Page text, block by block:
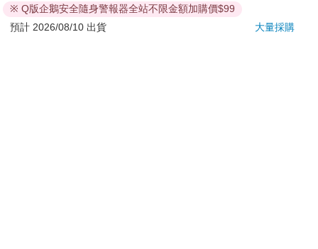
退換貨須知：
**提醒您，鑑賞期不等於試用期，退回商品須為全新狀態**
※ Q版企鵝安全隨身警報器全站不限金額加購價$99
預計 2026/08/10 出貨
大量採購